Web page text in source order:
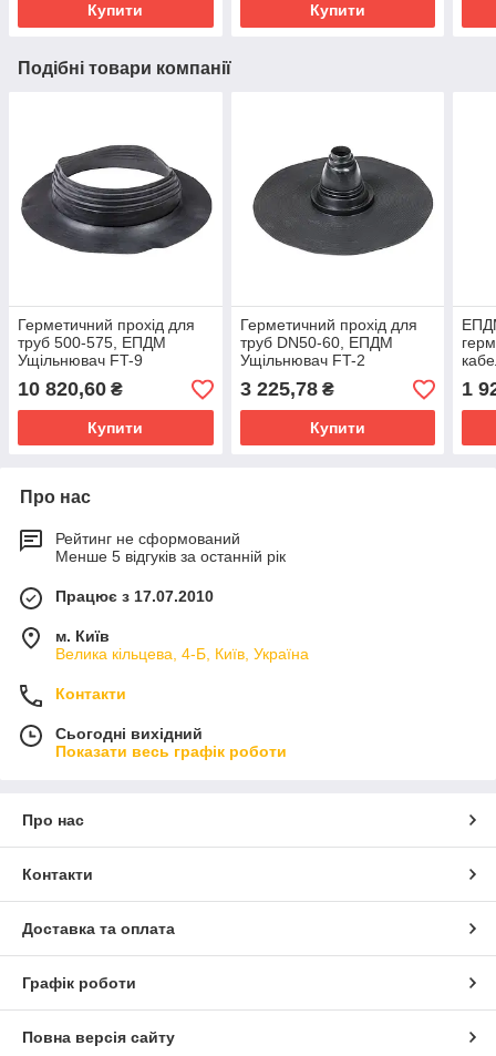
Купити Купити
Подібні товари компанії
Герметичний прохід для
труб 500-575, ЕПДМ
Ущільнювач FT-9
10 820,60 ₴
Купити
Герметичний прохід для
труб DN50-60, ЕПДМ
Ущільнювач FT-2
3 225,78₴
Купити
1
Про нас
Рейтинг не сформований
Менше 5 відгуків за останній рік
Працює з 17.07.2010
м. Київ
Велика кільцева, 4-Б, Київ, Україна
Контакти
Сьогодні вихідний
Показати весь графік роботи
Про нас
Контакти
Доставка та оплата
Графік роботи
Повна версія сайту